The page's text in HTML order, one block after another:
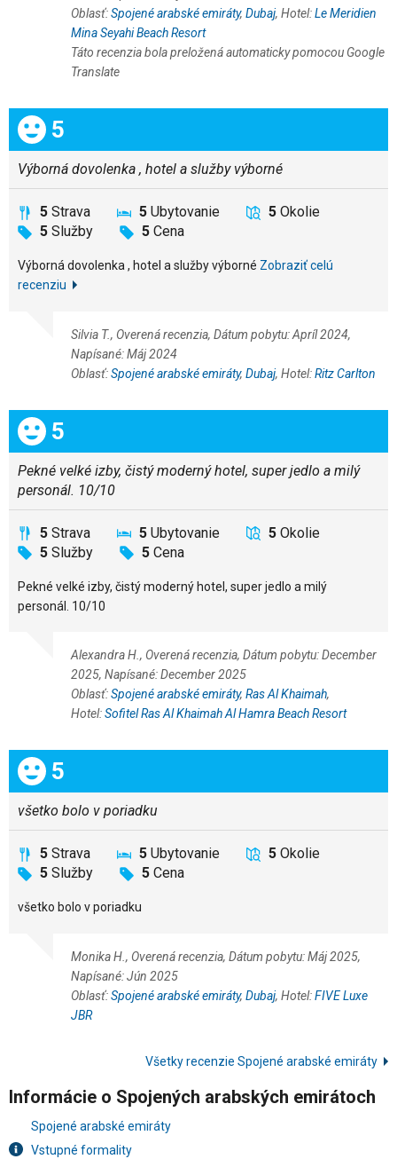
Oblasť:Spojené arabské emiráty, Dubaj, Hotel:Le Meridien
Mina Seyahi Beach Resort
Táto recenzia bola preložená automaticky pomocou Google
Translate
Celkom:
5
Výborná dovolenka , hotel a služby výborné
5 Strava 5 Ubytovanie 5 Okolie
5 Služby 5 Cena
Výborná dovolenka , hotel a služby výborné Zobraziť celú
recenziu
Silvia T., Overená recenzia, Dátum pobytu: Apríl 2024,
Napísané: Máj 2024
Oblasť:Spojené arabské emiráty, Dubaj, Hotel:Ritz Carlton
Celkom:
5
Pekné velké izby, čistý moderný hotel, super jedlo a milý
personál. 10/10
5 Strava 5 Ubytovanie 5 Okolie
5 Služby 5 Cena
Pekné velké izby, čistý moderný hotel, super jedlo a milý
personál. 10/10
Alexandra H., Overená recenzia, Dátum pobytu: December
2025, Napísané: December 2025
Oblasť:Spojené arabské emiráty, Ras Al Khaimah,
Hotel:Sofitel Ras Al Khaimah Al Hamra Beach Resort
Celkom:
5
všetko bolo v poriadku
5 Strava 5 Ubytovanie 5 Okolie
5 Služby 5 Cena
všetko bolo v poriadku
Monika H., Overená recenzia, Dátum pobytu: Máj 2025,
Napísané: Jún 2025
Oblasť:Spojené arabské emiráty, Dubaj, Hotel:FIVE Luxe
JBR
Všetky recenzie Spojené arabské emiráty
Informácie o Spojených arabských emirátoch
Spojené arabské emiráty
Vstupné formality